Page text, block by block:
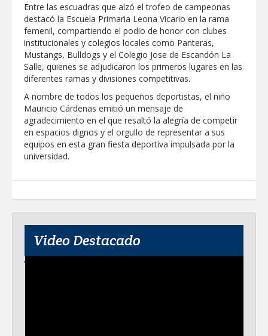
Entre las escuadras que alzó el trofeo de campeonas
destacó la Escuela Primaria Leona Vicario en la rama
femenil, compartiendo el podio de honor con clubes
institucionales y colegios locales como Panteras,
Mustangs, Bulldogs y el Colegio Jose de Escandón La
Salle, quienes se adjudicaron los primeros lugares en las
diferentes ramas y divisiones competitivas.
A nombre de todos los pequeños deportistas, el niño
Mauricio Cárdenas emitió un mensaje de
agradecimiento en el que resaltó la alegría de competir
en espacios dignos y el orgullo de representar a sus
equipos en esta gran fiesta deportiva impulsada por la
universidad.
Video Destacado